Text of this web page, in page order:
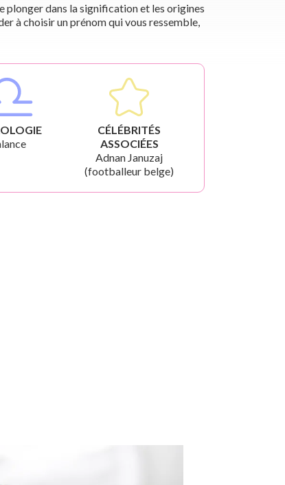
plonger dans la signification et les origines
à choisir un prénom qui vous ressemble,
CÉLÉBRITÉS
ASSOCIÉES
Adnan Januzaj
(footballeur belge)